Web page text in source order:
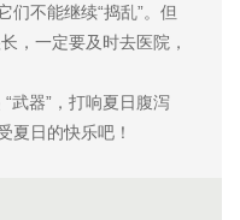
们不能继续“捣乱”。但
，一定要及时去医院，
武器”，打响夏日腹泻
夏日的快乐吧！